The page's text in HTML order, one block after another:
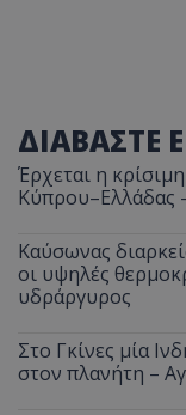
ΔΙΑΒΑΣΤΕ
Έρχεται η
Κύπρου–Ελλάδας
Καύσωνας
οι υψηλές
υδράργυρος
Στο Γκίνες μία
στον πλανήτη –